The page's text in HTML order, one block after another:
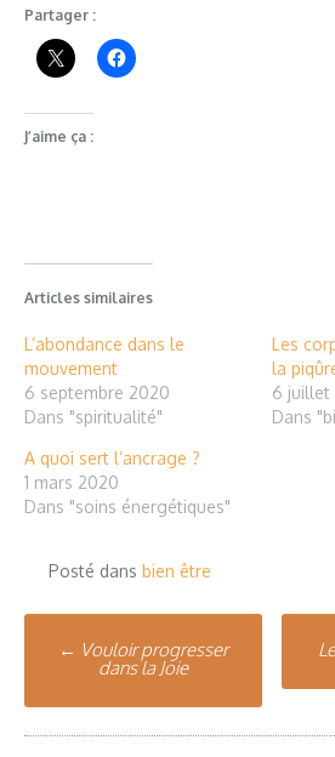
Partager :
J’aime ça :
Articles similaires
L’abondance dans le
mouvement
6 septembre 2020
Dans "spiritualité"
Les
la
6 juillet
Dans
A quoi sert l’ancrage ?
1 mars 2020
Dans "soins énergétiques"
Posté dans bien être
Poste
navigation
← Vouloir progresser
dans la Joie